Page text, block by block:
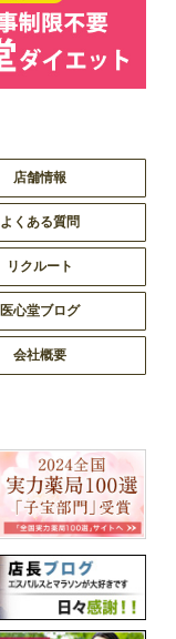
店舗情報
よくある質問
リクルート
医心堂ブログ
会社概要